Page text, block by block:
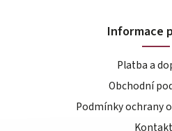
Informace
Platba a
Obchodní
Podmínky ochrany